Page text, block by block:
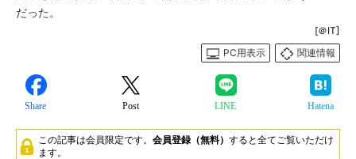
だった。
[＠IT]
PC用表示
関連情報
Share Post LINE Hatena
この記事は会員限定です。 会員登録（無料） すると全てご覧いただけ
ます。